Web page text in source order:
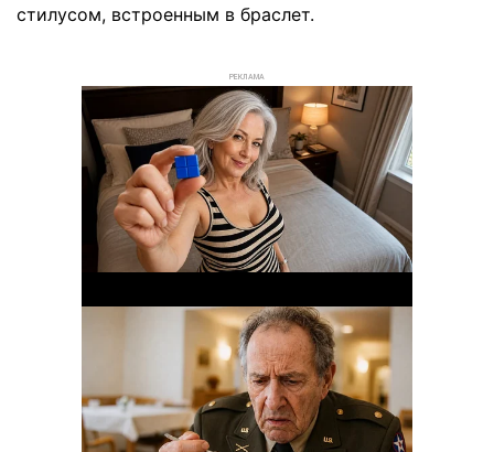
стилусом, встроенным в браслет.
РЕКЛАМА